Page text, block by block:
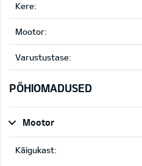
Kere:
Mootor:
Varustustase:
PÕHIOMADUSED
Mootor
Käigukast: